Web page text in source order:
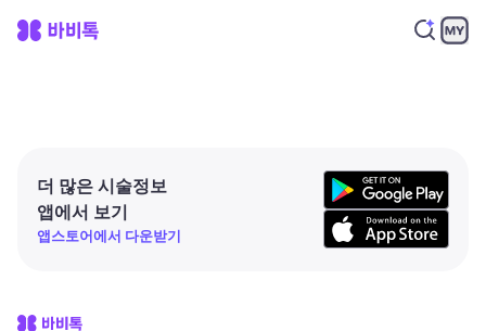
더 많은 시술정보
앱에서 보기
앱스토어에서 다운받기